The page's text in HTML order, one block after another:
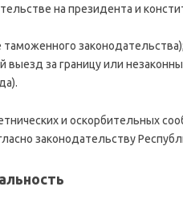
на президента и
законодательства);
выезд за границу или
и оскорбительных
законодательству